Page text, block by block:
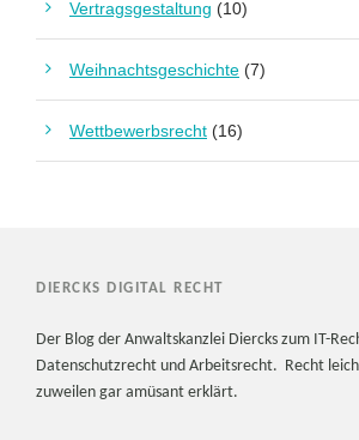
Vertragsgestaltung (10)
Weihnachtsgeschichte (7)
Wettbewerbsrecht (16)
DIERCKS DIGITAL RECHT
Der Blog der Anwaltskanzlei Diercks zum IT-
Datenschutzrecht und Arbeitsrecht. Recht
zuweilen gar amüsant erklärt.